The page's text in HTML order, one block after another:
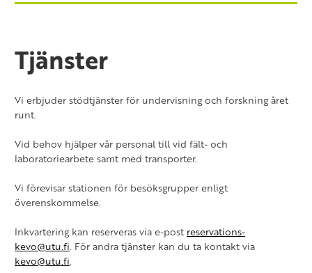
Tjänster
Vi erbjuder stödtjänster för undervisning och forskning året
runt.
Vid behov hjälper vår personal till vid fält- och
laboratoriearbete samt med transporter.
Vi förevisar stationen för besöksgrupper enligt
överenskommelse.
Inkvartering kan reserveras via e-post reservations-
kevo@utu.fi. För andra tjänster kan du ta kontakt via
kevo@utu.fi.